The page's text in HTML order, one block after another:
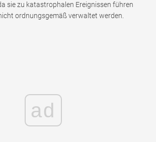
sie zu katastrophalen Ereignissen führen
ordnungsgemäß verwaltet werden.
ad